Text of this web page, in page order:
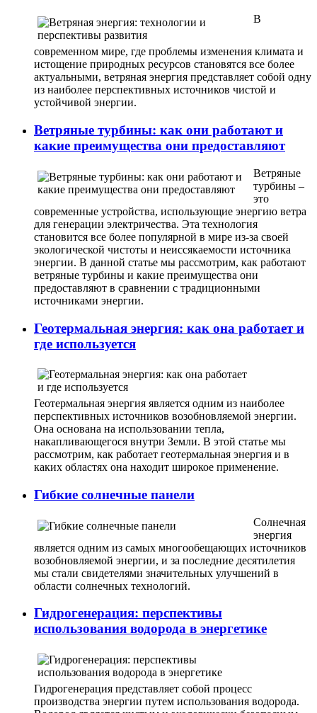
В
современном мире, где проблемы изменения климата и
истощение природных ресурсов становятся все более
актуальными, ветряная энергия представляет собой одну
из наиболее перспективных источников чистой и
устойчивой энергии.
Ветряные турбины: как они работают и
какие преимущества они предоставляют
Ветряные
турбины –
это
современные устройства, использующие энергию ветра
для генерации электричества. Эта технология
становится все более популярной в мире из-за своей
экологической чистоты и неиссякаемости источника
энергии. В данной статье мы рассмотрим, как работают
ветряные турбины и какие преимущества они
предоставляют в сравнении с традиционными
источниками энергии.
Геотермальная энергия: как она работает и
где используется
Геотермальная энергия является одним из наиболее
перспективных источников возобновляемой энергии.
Она основана на использовании тепла,
накапливающегося внутри Земли. В этой статье мы
рассмотрим, как работает геотермальная энергия и в
каких областях она находит широкое применение.
Гибкие солнечные панели
Солнечная
энергия
является одним из самых многообещающих источников
возобновляемой энергии, и за последние десятилетия
мы стали свидетелями значительных улучшений в
области солнечных технологий.
Гидрогенерация: перспективы
использования водорода в энергетике
Гидрогенерация представляет собой процесс
производства энергии путем использования водорода.